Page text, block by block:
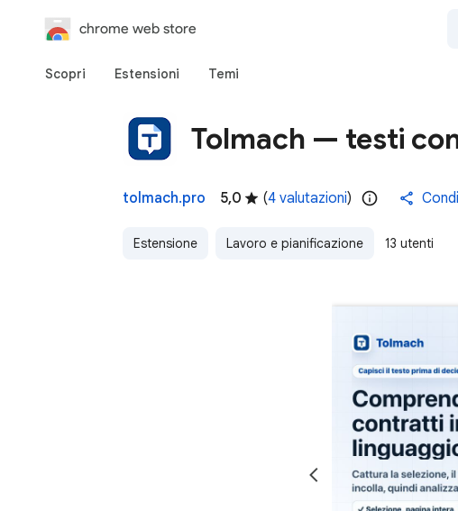
chrome web store
Scopri Estensioni Temi
Tolmach — testi
tolmach.pro 5,0 (4 valutazioni)
Estensione Lavoro e pianificazione 13 utenti